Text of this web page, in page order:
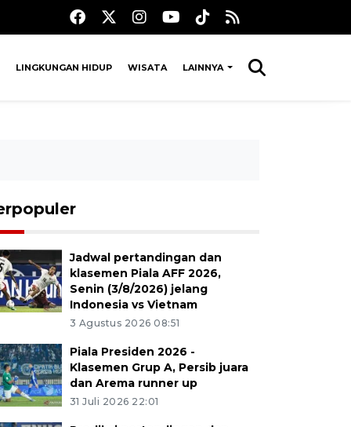
LINGKUNGAN HIDUP WISATA LAINNYA
Jadwal pertandingan dan
klasemen Piala AFF 2026,
Senin (3/8/2026) jelang
Indonesia vs Vietnam
3 Agustus 2026 08:51
Piala Presiden 2026 -
Klasemen Grup A, Persib juara
dan Arema runner up
31 Juli 2026 22:01